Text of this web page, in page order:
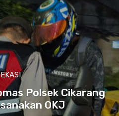
Polsek Cikarang
OKJ